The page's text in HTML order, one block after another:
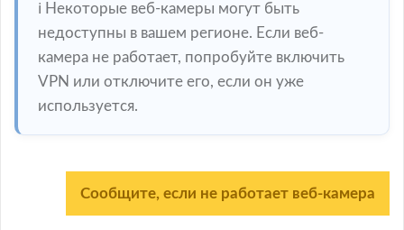
ℹ️ Некоторые веб-камеры могут быть
недоступны в вашем регионе. Если веб-
камера не работает, попробуйте включить
VPN или отключите его, если он уже
используется.
Сообщите, если не работает веб-камера